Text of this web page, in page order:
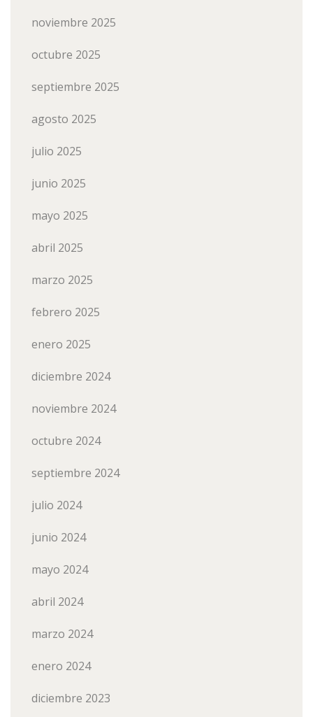
noviembre 2025
octubre 2025
septiembre 2025
agosto 2025
julio 2025
junio 2025
mayo 2025
abril 2025
marzo 2025
febrero 2025
enero 2025
diciembre 2024
noviembre 2024
octubre 2024
septiembre 2024
julio 2024
junio 2024
mayo 2024
abril 2024
marzo 2024
enero 2024
diciembre 2023